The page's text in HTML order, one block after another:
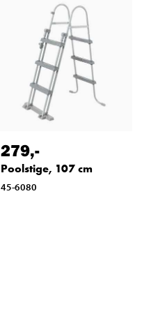
279,-
Poolstige, 107 cm
45-6080